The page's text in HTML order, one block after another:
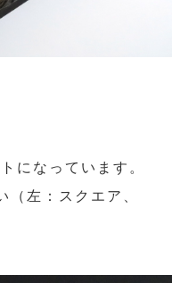
になっています。
（左：スクエア、